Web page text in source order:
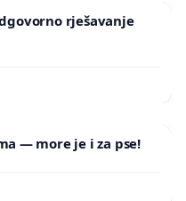
rješavanje
— more je i za pse!